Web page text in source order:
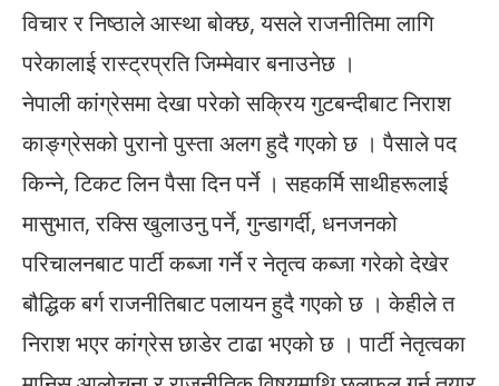
विचार र निष्ठाले आस्था बोक्छ, यसले राजनीतिमा लागि
परेकालाई रास्ट्रप्रति जिम्मेवार बनाउनेछ ।
नेपाली कांग्रेसमा देखा परेको सक्रिय गुटबन्दीबाट निराश
काङ्ग्रेसको पुरानो पुस्ता अलग हुदै गएको छ । पैसाले पद
किन्ने, टिकट लिन पैसा दिन पर्ने । सहकर्मि साथीहरूलाई
मासुभात, रक्सि खुलाउनु पर्ने, गुन्डागर्दी, धनजनको
परिचालनबाट पार्टी कब्जा गर्ने र नेतृत्व कब्जा गरेको देखेर
बौद्धिक बर्ग राजनीतिबाट पलायन हुदै गएको छ । केहीले त
निराश भएर कांग्रेस छाडेर टाढा भएको छ । पार्टी नेतृत्वका